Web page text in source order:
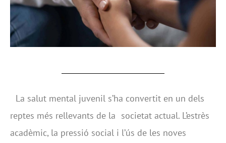
La salut mental juvenil s’ha convertit en un dels
reptes més rellevants de la societat actual. L’estrès
acadèmic, la pressió social i l’ús de les noves